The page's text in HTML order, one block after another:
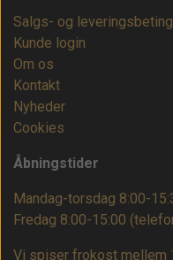
Salgs- og
Kunde login
Om os
Kontakt
Nyheder
Cookies
Åbningstider
Mandag-torsdag 8:00-
Fredag 8:00-15:00
Vi spiser frokost mellem